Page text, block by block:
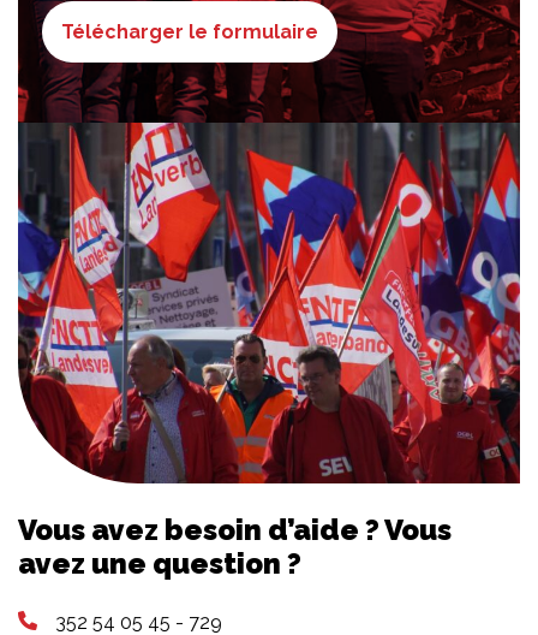
Télécharger le formulaire
Vous avez besoin d’aide ? Vous
avez une question ?
352 54 05 45 - 729